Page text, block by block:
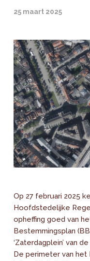
25 maart 2025
Op 27 februari 2025
Hoofdstedelijke
opheffing goed van
Bestemmingsplan
‘Zaterdagplein’ van
De perimeter van